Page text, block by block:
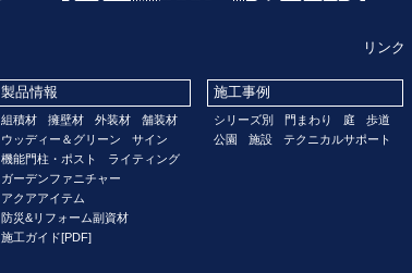
リンク
製品情報
組積材 擁壁材 外装材
舗装材
ウッディー＆グリーン
サイン
機能門柱・ポスト
ライティング
ガーデンファニチャー
アクアアイテム
防災&リフォーム副資材
施工ガイド[PDF]
施工事例
シリーズ別 門まわり 庭
歩道
公園
施設 テクニカルサポート